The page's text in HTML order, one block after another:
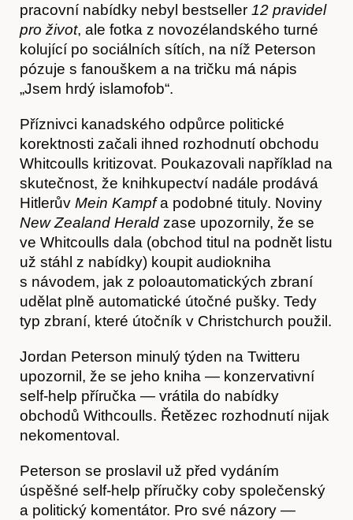
Hostcast
Akce
pracovní nabídky nebyl bestseller 12 pravidel
pro život, ale fotka z novozélandského turné
kolující po sociálních sítích, na níž Peterson
pózuje s fanouškem a na tričku má nápis
„Jsem hrdý islamofob“.
Příznivci kanadského odpůrce politické
korektnosti začali ihned rozhodnutí obchodu
Whitcoulls kritizovat. Poukazovali například na
skutečnost, že knihkupectví nadále prodává
Hitlerův Mein Kampfa podobné tituly. Noviny
New Zealand Herald zase upozornily, že se
ve Whitcoulls dala (obchod titul na podnět listu
už stáhl z nabídky) koupit audiokniha
s návodem, jak z poloautomatických zbraní
udělat plně automatické útočné pušky. Tedy
typ zbraní, které útočník v Christchurch použil.
Jordan Peterson minulý týden na Twitteru
upozornil, že se jeho kniha — konzervativní
self-help příručka — vrátila do nabídky
obchodů Withcoulls. Řetězec rozhodnutí nijak
nekomentoval.
Peterson se proslavil už před vydáním
úspěšné self-help příručky coby společenský
a politický komentátor. Pro své názory —